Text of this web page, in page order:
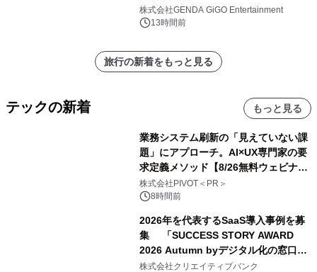
株式会社GENDA GiGO Entertainment
13時間前
旅行の新着をもっと見る
テックの新着 もっと見る
業務システム刷新の「見えていない課
題」にアプローチ。AI×UX専門家の要
求定義メソッド【8/26無料ウェビナ
ー】株式会社PIVOT
株式会社PIVOT＜PR＞
8時間前
2026年を代表するSaaS導入事例を募
集 「SUCCESS STORY AWARD
2026 Autumn byデジタル化の窓口」
開催
株式会社クリエイティブバンク